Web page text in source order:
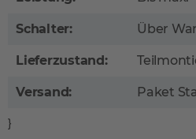
Schalter: Über
Lieferzustand:
Versand: Paket
}